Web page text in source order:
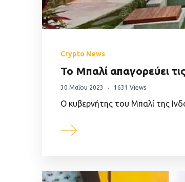
Crypto News
Το Μπαλί απαγορεύει
30 Μαΐου 2023 1631 Views
Ο κυβερνήτης του Μπαλί της